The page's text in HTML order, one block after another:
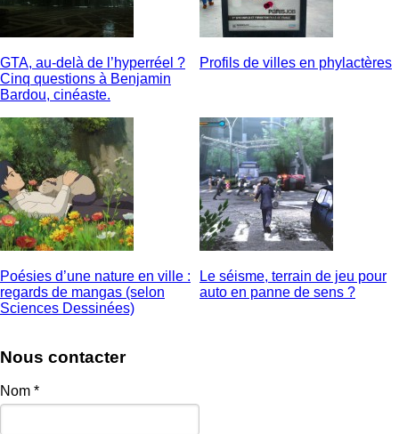
GTA, au-delà de l’hyperréel ?
Cinq questions à Benjamin
Bardou, cinéaste.
Profils de villes en phylactères
Poésies d’une nature en ville :
regards de mangas (selon
Sciences Dessinées)
Le séisme, terrain de jeu pour
auto en panne de sens ?
Nous contacter
Nom *